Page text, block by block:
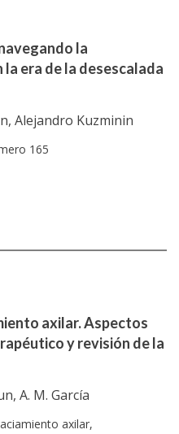
la
era de la desescalada
Alejandro Kuzminin
165
axilar. Aspectos
y revisión de la
A. M. García
axilar,